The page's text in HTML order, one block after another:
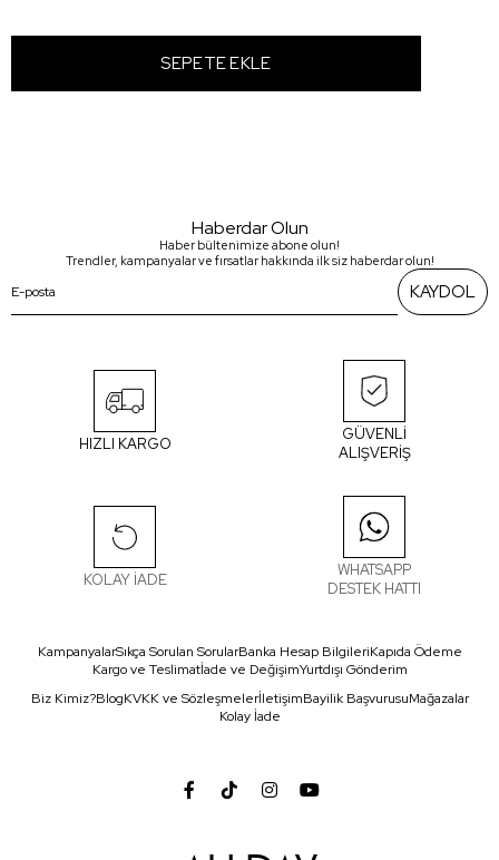
Haberdar Olun
Haber bültenimize abone olun!
Trendler, kampanyalar ve fırsatlar hakkında ilk siz haberdar olun!
KAYDOL
HIZLI KARGO
GÜVENLİ
ALIŞVERİŞ
KOLAY İADE
WHATSAPP
DESTEK HATTI
KampanyalarSıkça Sorulan SorularBanka Hesap BilgileriKapıda Ödeme
Kargo ve Teslimatİade ve DeğişimYurtdışı Gönderim
Biz Kimiz?BlogKVKK ve SözleşmelerİletişimBayilik BaşvurusuMağazalar
Kolay İade